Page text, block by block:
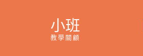
小班
教學關顧